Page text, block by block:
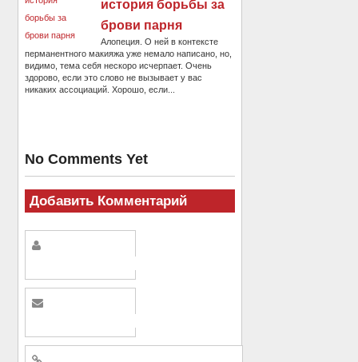
история борьбы за
брови парня
Алопеция. О ней в контексте
перманентного макияжа уже немало написано, но,
видимо, тема себя нескоро исчерпает. Очень
здорово, если это слово не вызывает у вас
никаких ассоциаций. Хорошо, если...
No Comments Yet
Добавить Комментарий